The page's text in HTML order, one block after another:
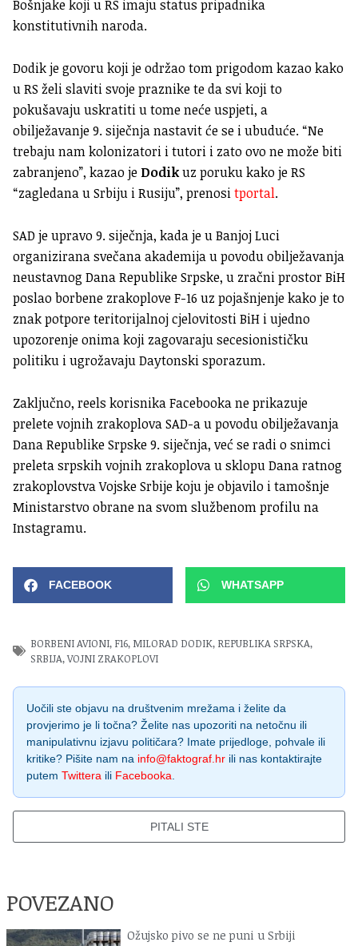
Bošnjake koji u RS imaju status pripadnika
konstitutivnih naroda.
Dodik je govoru koji je održao tom prigodom kazao kako
u RS želi slaviti svoje praznike te da svi koji to
pokušavaju uskratiti u tome neće uspjeti, a
obilježavanje 9. siječnja nastavit će se i ubuduće. “Ne
trebaju nam kolonizatori i tutori i zato ovo ne može biti
zabranjeno”, kazao je Dodikuz poruku kako je RS
“zagledana u Srbiju i Rusiju”, prenositportal.
SAD je upravo 9. siječnja, kada je u Banjoj Luci
organizirana svečana akademija u povodu obilježavanja
neustavnog Dana Republike Srpske, u zračni prostor BiH
poslao borbene zrakoplove F-16 uz pojašnjenje kako je to
znak potpore teritorijalnoj cjelovitosti BiH i ujedno
upozorenje onima koji zagovaraju secesionističku
politiku i ugrožavaju Daytonski sporazum.
Zaključno, reels korisnika Facebooka ne prikazuje
prelete vojnih zrakoplova SAD-a u povodu obilježavanja
Dana Republike Srpske 9. siječnja, već se radi o snimci
preleta srpskih vojnih zrakoplova u sklopu Dana ratnog
zrakoplovstva Vojske Srbije koju je objavilo i tamošnje
Ministarstvo obrane na svom službenom profilu na
Instagramu.
FACEBOOK WHATSAPP
BORBENI AVIONI, F16, MILORAD DODIK, REPUBLIKA SRPSKA,
SRBIJA,VOJNI ZRAKOPLOVI
Uočili ste objavu na društvenim mrežama i želite da
provjerimo je li točna? Želite nas upozoriti na netočnu ili
manipulativnu izjavu političara? Imate prijedloge, pohvale ili
kritike? Pišite nam na info@faktograf.hr ili nas kontaktirajte
putem Twittera ili Facebooka
PITALI STE
POVEZANO
Ožujsko pivo se ne puni u Srbiji